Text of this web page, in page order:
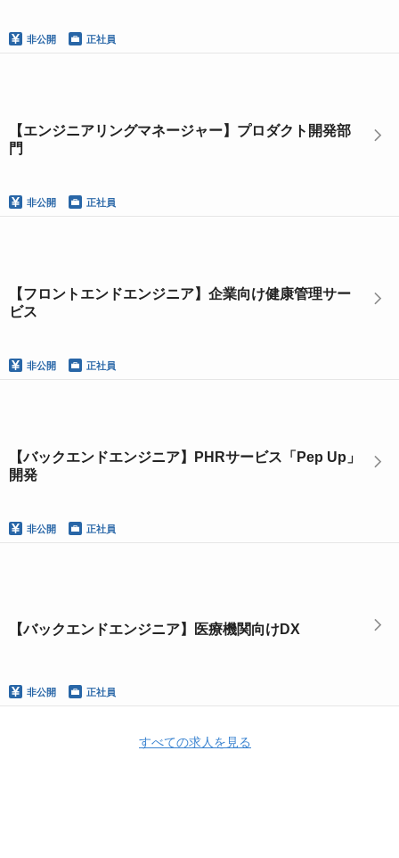
非公開 正社員
【エンジニアリングマネージャー】プロダクト開発部
門
非公開 正社員
【フロントエンドエンジニア】企業向け健康管理サー
ビス
非公開 正社員
【バックエンドエンジニア】PHRサービス「Pep Up」
開発
非公開 正社員
【バックエンドエンジニア】医療機関向けDX
非公開 正社員
すべての求人を見る